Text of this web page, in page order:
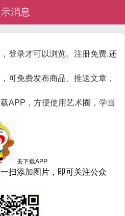
消息
登录才可以浏览。注册免费,还
可免费发布商品、推送文章，
APP，方便使用艺术圈，学当
去下载APP
扫添加图片，即可关注公众